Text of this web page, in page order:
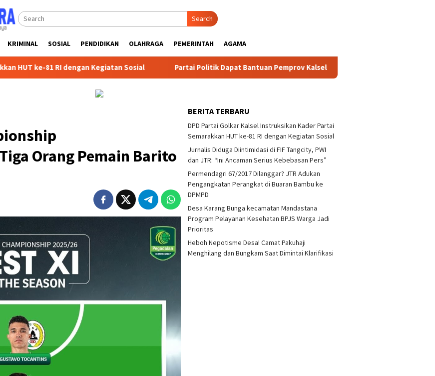
Search
KRIMINAL SOSIAL PENDIDIKAN OLAHRAGA PEMERINTAH AGAMA
dengan Kegiatan Sosial Partai Politik Dapat Bantuan Pemprov Kalsel Untuk Memperkuat Kelembagaan dan
Orang Pemain Barito
BERITA TERBARU
DPD Partai Golkar Kalsel Instruksikan Kader Partai
Semarakkan HUT ke-81 RI dengan Kegiatan Sosial
Jurnalis Diduga Diintimidasi di FIF Tangcity, PWI
dan JTR: “Ini Ancaman Serius Kebebasan Pers”
Permendagri 67/2017 Dilanggar? JTR Adukan
Pengangkatan Perangkat di Buaran Bambu ke
DPMPD
Desa Karang Bunga kecamatan Mandastana
Program Pelayanan Kesehatan BPJS Warga Jadi
Prioritas
Heboh Nepotisme Desa! Camat Pakuhaji
Menghilang dan Bungkam Saat Dimintai Klarifikasi